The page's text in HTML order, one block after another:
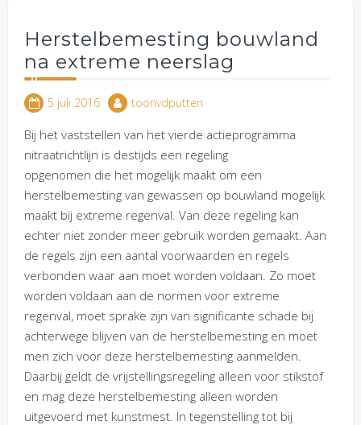
Herstelbemesting bouwland
na extreme neerslag
5 juli 2016 toonvdputten
Bij het vaststellen van het vierde actieprogramma
nitraatrichtlijn is destijds een regeling
opgenomen die het mogelijk maakt om een
herstelbemesting van gewassen op bouwland mogelijk
maakt bij extreme regenval. Van deze regeling kan
echter niet zonder meer gebruik worden gemaakt. Aan
de regels zijn een aantal voorwaarden en regels
verbonden waar aan moet worden voldaan. Zo moet
worden voldaan aan de normen voor extreme
regenval, moet sprake zijn van significante schade bij
achterwege blijven van de herstelbemesting en moet
men zich voor deze herstelbemesting aanmelden.
Daarbij geldt de vrijstellingsregeling alleen voor stikstof
en mag deze herstelbemesting alleen worden
uitgevoerd met kunstmest. In tegenstelling tot bij